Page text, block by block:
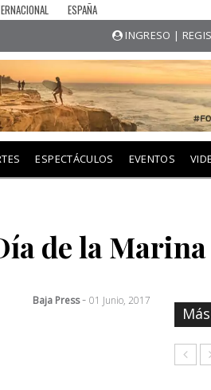
ESPAÑA
INGRESO |
ESPECTÁCULOS EVENTOS
de la Marina
Baja Press- 01 Junio, 2017